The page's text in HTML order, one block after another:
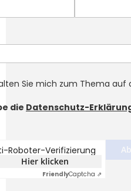
Sie mich zum Thema auf
die Datenschutz-
Roboter-Verifizierung
Hier klicken
FriendlyCaptcha ⇗